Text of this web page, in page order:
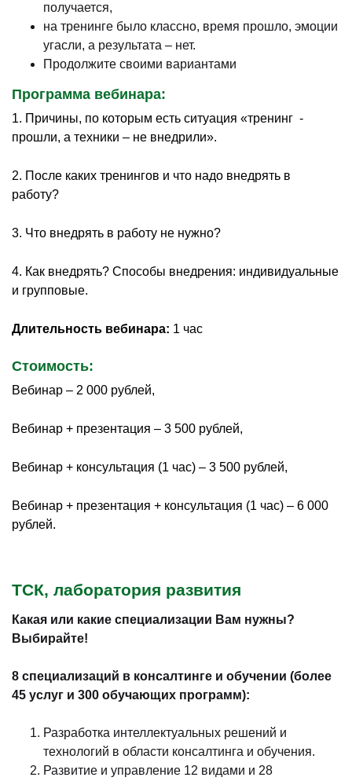
получается,
на тренинге было классно, время прошло, эмоции
угасли, а результата – нет.
Продолжите своими вариантами
Программа вебинара:
1. Причины, по которым есть ситуация «тренинг -
прошли, а техники – не внедрили».
2. После каких тренингов и что надо внедрять в
работу?
3. Что внедрять в работу не нужно?
4. Как внедрять? Способы внедрения: индивидуальные
и групповые.
Длительность вебинара: 1 час
Стоимость:
Вебинар – 2 000 рублей,
Вебинар + презентация – 3 500 рублей,
Вебинар + консультация (1 час) – 3 500 рублей,
Вебинар + презентация + консультация (1 час) – 6 000
рублей.
ТСК, лаборатория развития
Какая или какие специализации Вам нужны?
Выбирайте!
8 специализаций в консалтинге и обучении (более
45 услуг и 300 обучающих программ):
Разработка интеллектуальных решений и
технологий в области консалтинга и обучения.
Развитие и управление 12 видами и 28